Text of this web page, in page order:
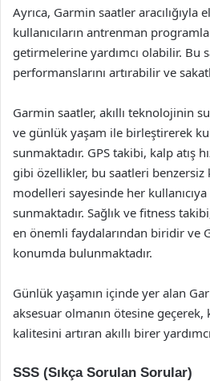
Ayrıca, Garmin saatler aracılığıyla
kullanıcıların antrenman
getirmelerine yardımcı olabilir. Bu
performanslarını artırabilir ve
Garmin saatler, akıllı teknolojinin
ve günlük yaşam ile birleştirerek
sunmaktadır. GPS takibi, kalp atış
gibi özellikler, bu saatleri benzersiz
modelleri sayesinde her
sunmaktadır. Sağlık ve fitness
en önemli faydalarından biridir ve
konumda bulunmaktadır.
Günlük yaşamın içinde yer alan
aksesuar olmanın ötesine geçerek,
kalitesini artıran akıllı birer
SSS (Sıkça Sorulan Sorular)